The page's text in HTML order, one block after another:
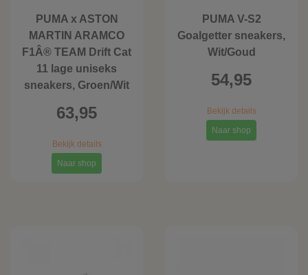
PUMA x ASTON
MARTIN ARAMCO
F1Â® TEAM Drift Cat
11 lage uniseks
sneakers, Groen/Wit
63,95
Bekijk details
Naar shop
PUMA V-S2
Goalgetter sneakers,
Wit/Goud
54,95
Bekijk details
Naar shop